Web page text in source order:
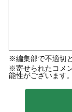
編集部で不適切
寄せられたコメ
能性がございます